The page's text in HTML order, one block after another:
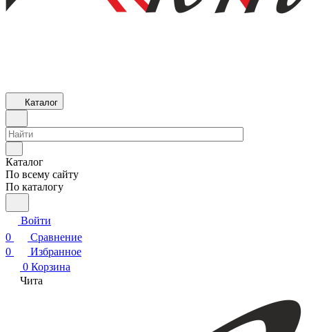
Каталог
Каталог
По всему сайту
По каталогу
Войти
0
Сравнение
0
Избранное
0 Корзина
Чита